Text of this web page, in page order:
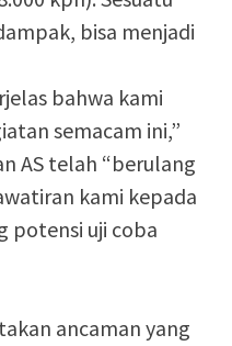
bisa menjadi
bahwa kami
semacam ini,”
AS telah “berulang
kami kepada
potensi uji coba
ancaman yang